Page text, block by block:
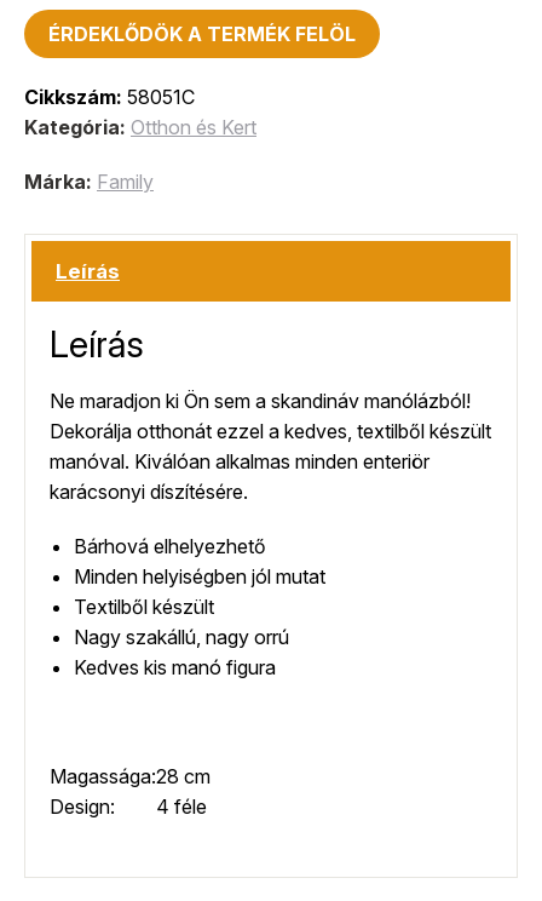
ÉRDEKLŐDÖK A TERMÉK FELÖL
Cikkszám: 58051C
Kategória: Otthon és Kert
Márka: Family
Leírás
Leírás
Ne maradjon ki Ön sem a skandináv manólázból!
Dekorálja otthonát ezzel a kedves, textilből készült
manóval. Kiválóan alkalmas minden enteriör
karácsonyi díszítésére.
Bárhová elhelyezhető
Minden helyiségben jól mutat
Textilből készült
Nagy szakállú, nagy orrú
Kedves kis manó figura
Magassága:28 cm
Design:
4 féle